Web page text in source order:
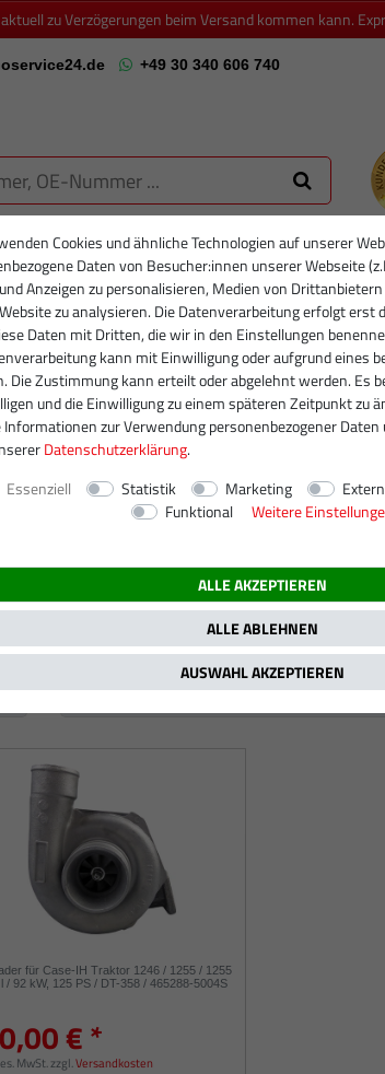
zu Verzögerungen beim Versand kommen kann.
+49 30 340 606 740
PARTIKELFILTER NEU
für Case-IH Traktor 1246 / 1255 / 1255
/ 92 kW, 125 PS / DT-358 / 465288-5004S
€ *
MwSt.zzgl.Versandkosten
Cookies und ähnliche Technologien auf unserer
Daten von Besucher:innen unserer Webseite
Anzeigen zu personalisieren, Medien von
zu analysieren. Die Datenverarbeitung erfolgt erst
Daten mit Dritten, die wir in den Einstellungen
kann mit Einwilligung oder aufgrund eines
Die Zustimmung kann erteilt oder abgelehnt werden. Es
und die Einwilligung zu einem späteren Zeitpunkt zu
zur Verwendung personenbezogener
Daten­schutz­erklärung.
Essenziell
Statistik Marketing
Funktional
Weitere
ALLE AKZEPTIEREN
ALLE ABLEHNEN
AUSWAHL AKZEPTIEREN